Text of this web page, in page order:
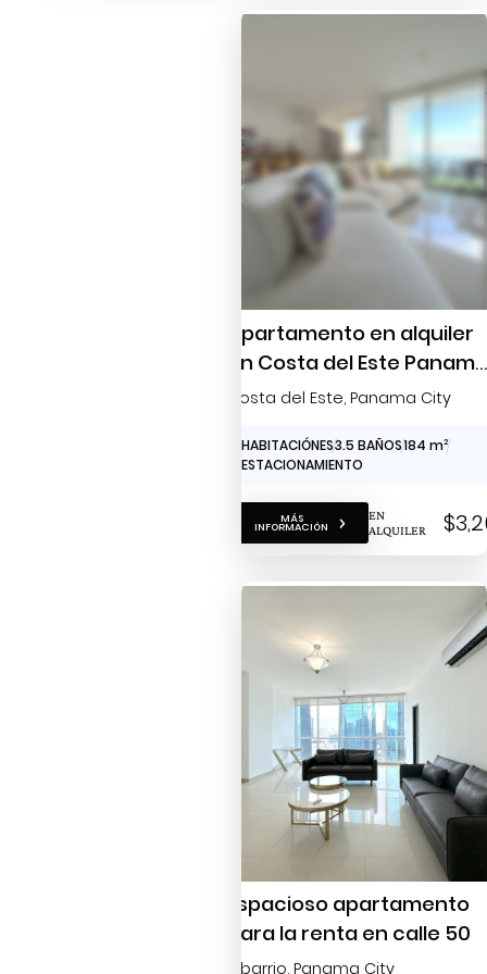
Apartamento en alquiler
en Costa del Este
– 3 recámaras con
Costa del Este, Panama City
3 HABITACIÓNES3.5 BAÑOS184 m2
3 ESTACIONAMIENTO
MÁS
INFORMACIÓN
EN
ALQUILER
Espacioso apartamento
para la renta en calle 50
Obarrio, Panama City